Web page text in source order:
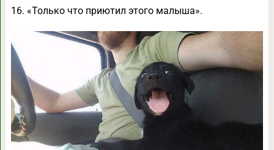
16. «Только что приютил этого малыша».